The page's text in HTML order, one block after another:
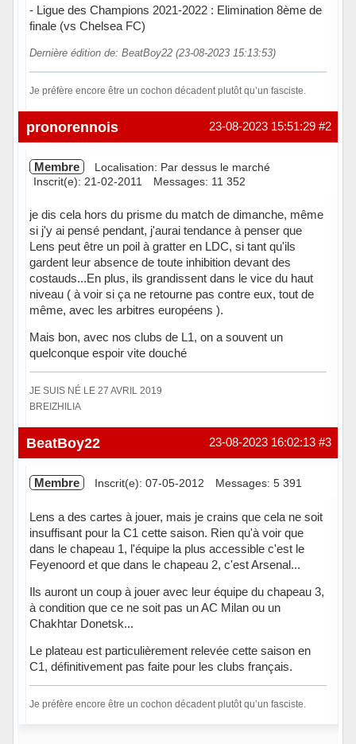
- Ligue des Champions 2021-2022 : Elimination 8ème de
finale (vs Chelsea FC)
Dernière édition de: BeatBoy22 (23-08-2023 15:13:53)
Je préfère encore être un cochon décadent plutôt qu’un fasciste.
Hors ligne #2
23-08-2023 15:51:29
pronorennois
Membre
Localisation: Par dessus le marché
Inscrit(e): 21-02-2011
Messages: 11 352
je dis cela hors du prisme du match de dimanche, même
si j'y ai pensé pendant, j'aurai tendance à penser que
Lens peut être un poil à gratter en LDC, si tant qu'ils
gardent leur absence de toute inhibition devant des
costauds...En plus, ils grandissent dans le vice du haut
niveau ( à voir si ça ne retourne pas contre eux, tout de
même, avec les arbitres européens ).
Mais bon, avec nos clubs de L1, on a souvent un
quelconque espoir vite douché
JE SUIS NÉ LE 27 AVRIL 2019
BREIZHILIA
Hors ligne #3
23-08-2023 16:02:13
BeatBoy22
Membre Inscrit(e): 07-05-2012 Messages: 5 391
Lens a des cartes à jouer, mais je crains que cela ne soit
insuffisant pour la C1 cette saison. Rien qu'à voir que
dans le chapeau 1, l'équipe la plus accessible c'est le
Feyenoord et que dans le chapeau 2, c'est Arsenal...
Ils auront un coup à jouer avec leur équipe du chapeau 3,
à condition que ce ne soit pas un AC Milan ou un
Chakhtar Donetsk...
Le plateau est particulièrement relevée cette saison en
C1, définitivement pas faite pour les clubs français.
Je préfère encore être un cochon décadent plutôt qu’un fasciste.